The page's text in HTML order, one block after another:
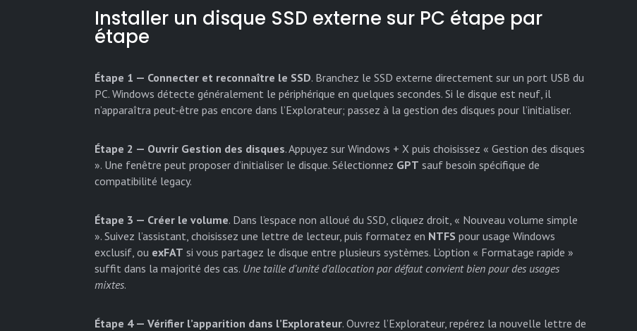
Installer un disque SSD externe sur PC étape par
étape
Étape 1 — Connecter et reconnaître le SSD. Branchez le SSD externe directement sur un port USB du
PC. Windows détecte généralement le périphérique en quelques secondes. Si le disque est neuf, il
n’apparaîtra peut-être pas encore dans l’Explorateur; passez à la gestion des disques pour l’initialiser.
Étape 2 — Ouvrir Gestion des disques. Appuyez sur Windows + X puis choisissez « Gestion des disques
». Une fenêtre peut proposer d’initialiser le disque. Sélectionnez GPT sauf besoin spécifique de
compatibilité legacy.
Étape 3 — Créer le volume. Dans l’espace non alloué du SSD, cliquez droit, « Nouveau volume simple
». Suivez l’assistant, choisissez une lettre de lecteur, puis formatez en NTFS pour usage Windows
exclusif, ou exFAT si vous partagez le disque entre plusieurs systèmes. L’option « Formatage rapide »
suffit dans la majorité des cas. Une taille d’unité d’allocation par défaut convient bien pour des usages
mixtes.
Étape 4 — Vérifier l’apparition dans l’Explorateur. Ouvrez l’Explorateur, repérez la nouvelle lettre de